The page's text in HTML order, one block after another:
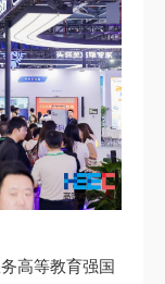
高等教育强国